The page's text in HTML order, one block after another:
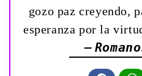
gozo paz creyendo,
esperanza por la
—